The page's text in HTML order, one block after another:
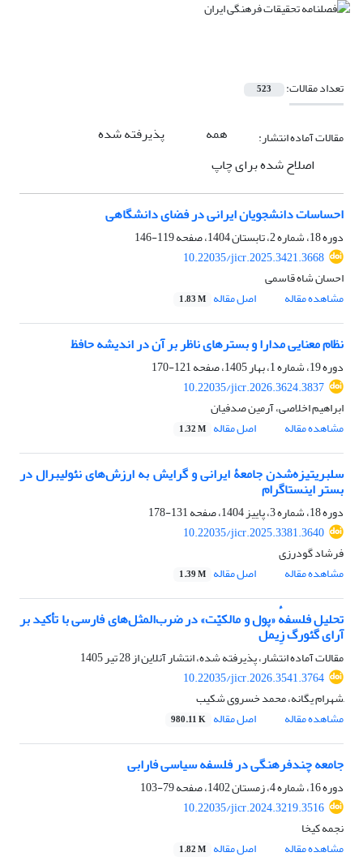
تعداد مقالات: 523
مقالات آماده انتشار: همه
پذیرفته شده
اصلاح شده برای چاپ
احساسات دانشجویان ایرانی در فضای دانشگاهی
دوره 18، شماره 2، تابستان 1404، صفحه
119-146
10.22035/jicr.2025.3421.3668
احسان شاه قاسمی
مشاهده مقاله
اصل مقاله 1.83 M
نظام معنایی مدارا و بسترهای ناظر بر آن در اندیشه حافظ
دوره 19، شماره 1، بهار 1405، صفحه
121-170
10.22035/jicr.2026.3624.3837
ابراهیم اخلاصی، آرمین صدفیان
مشاهده مقاله
اصل مقاله 1.32 M
سلبریتیزه‌‌شدن جامعۀ ایرانی و گرایش به ارزش‌های نئولیبرال در
بستر اینستاگرام
دوره 18، شماره 3، پاییز 1404، صفحه
131-178
10.22035/jicr.2025.3381.3640
فرشاد گودرزی
مشاهده مقاله
اصل مقاله 1.39 M
تحلیل فلسفهٔ «پول و مالکیّت» در ضرب‌المثل‌های فارسی با تأکید بر
آرای گئورگ زِیمل
مقالات آماده انتشار، پذیرفته شده، انتشار آنلاین از28 تیر 1405
10.22035/jicr.2026.3541.3764
َشهرام یگانه، محمد خسروی شکیب
مشاهده مقاله
اصل مقاله 980.11 K
جامعه‌ چندفرهنگی در فلسفه سیاسی فارابی
دوره 16، شماره 4، زمستان 1402، صفحه
79-103
10.22035/jicr.2024.3219.3516
نجمه کیخا
مشاهده مقاله
اصل مقاله 1.82 M